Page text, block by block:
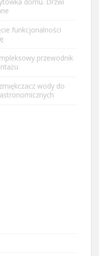
funkcjonalności
przewodnik
wody do